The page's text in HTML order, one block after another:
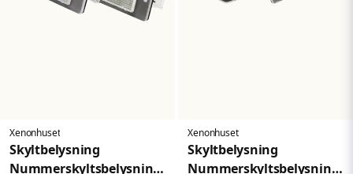
Xenonhuset
Skyltbelysning
Nummerskyltsbelysning
Xenonhuset
Skyltbelysning
Nummerskyltsbelysning